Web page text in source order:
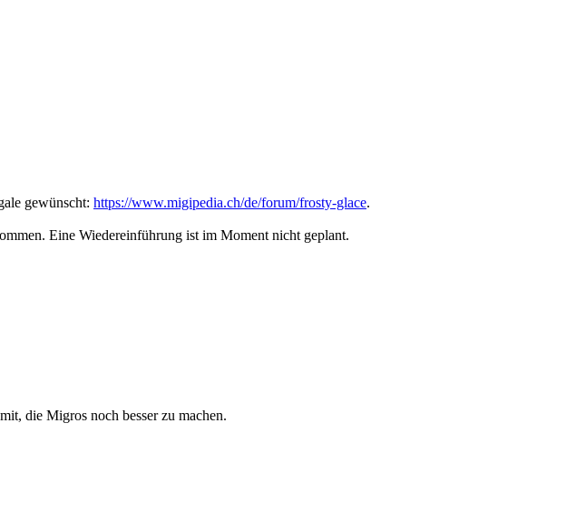
gewünscht: https://www.migipedia.ch/de/forum/frosty-glace.
Eine Wiedereinführung ist im Moment nicht geplant.
die Migros noch besser zu machen.